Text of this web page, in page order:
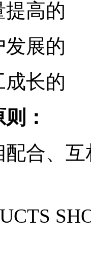
高的
展的
长的
：
合、